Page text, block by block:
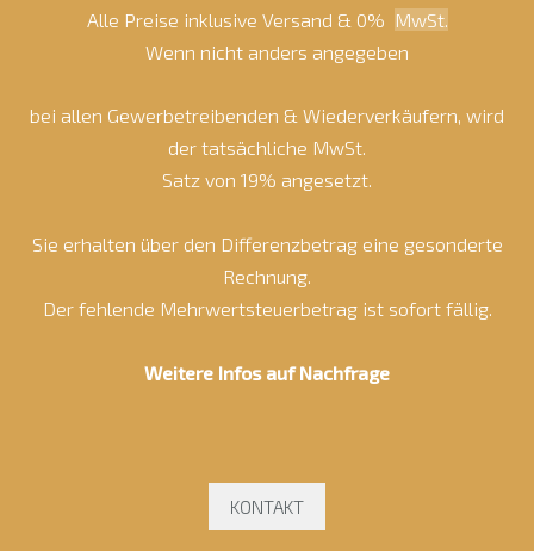
Alle Preise inklusive Versand & 0% MwSt.
Wenn nicht anders angegeben
bei allen Gewerbetreibenden & Wiederverkäufern, wird
der tatsächliche MwSt.
Satz von 19% angesetzt.
Sie erhalten über den Differenzbetrag eine gesonderte
Rechnung.
Der fehlende Mehrwertsteuerbetrag ist sofort fällig.
Weitere Infos auf Nachfrage
KONTAKT